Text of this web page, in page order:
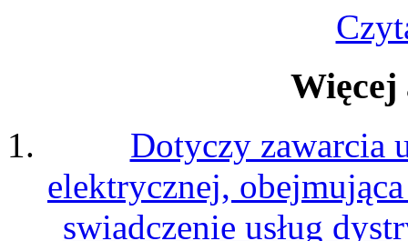
Dotyczy zawarcia
elektrycznej,
swiadczenie usług